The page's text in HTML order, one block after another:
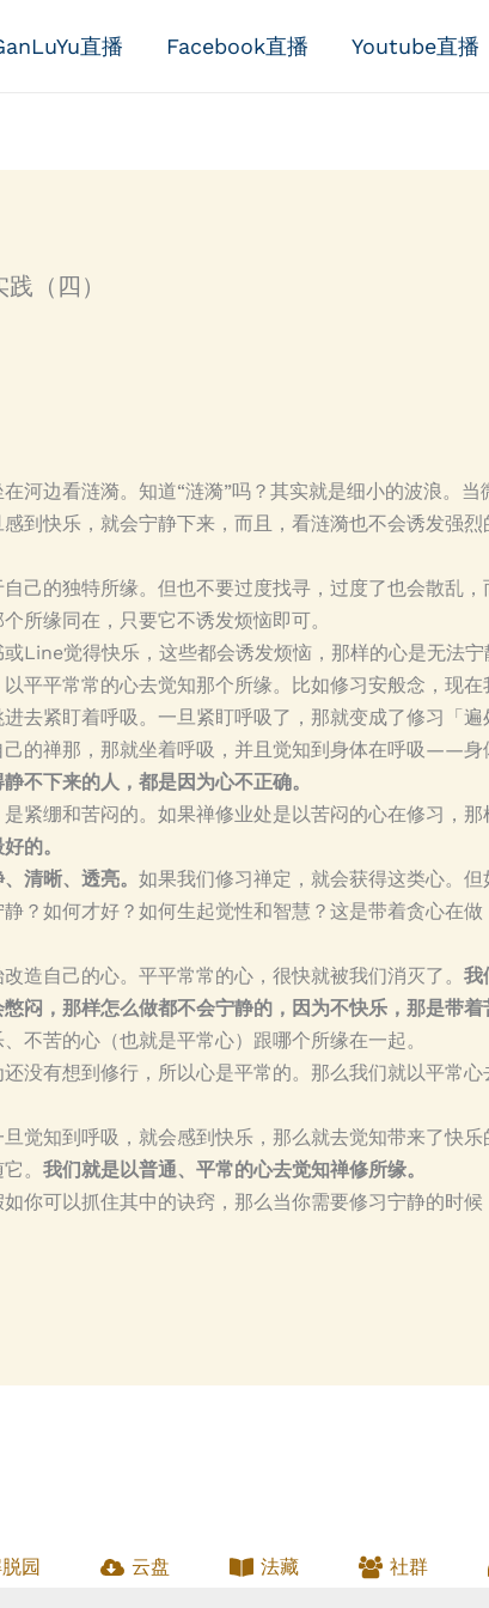
直播 Facebook直播 Youtube直播
（四）
河边看涟漪。知道“涟漪”吗？其实就是细小的波浪。
到快乐，就会宁静下来，而且，看涟漪也不会诱发强
己的独特所缘。但也不要过度找寻，过度了也会散乱
所缘同在，只要它不诱发烦恼即可。
Line觉得快乐，这些都会诱发烦恼，那样的心是无法宁
平平常常的心去觉知那个所缘。比如修习安般念，现
去紧盯着呼吸。一旦紧盯呼吸了，那就变成了修习「遍
的禅那，那就坐着呼吸，并且觉知到身体在呼吸——身
不下来的人，都是因为心不正确。
紧绷和苦闷的。如果禅修业处是以苦闷的心在修习，那
的。
清晰、透亮。 如果我们修习禅定，就会获得这类心。
如何才好？如何生起觉性和智慧？这是带着贪心在做
造自己的心。平平常常的心，很快就被我们消灭了。 我
闷，那样怎么做都不会宁静的，因为不快乐，那是带着
不苦的心（也就是平常心）跟哪个所缘在一起。
没有想到修行，所以心是平常的。那么我们就以平常
觉知到呼吸，就会感到快乐，那么就去觉知带来了快
。 我们就是以普通、平常的心去觉知禅修所缘。
你可以抓住其中的诀窍，那么当你需要修习宁静的时
园 云盘 法藏 社群